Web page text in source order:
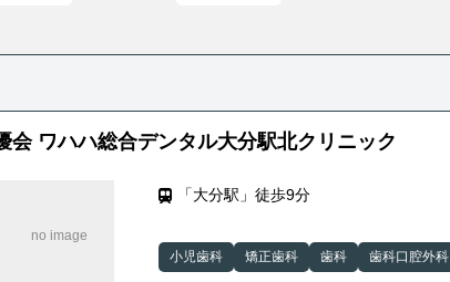
会 ワハハ総合デンタル大分駅北クリニック
「大分駅」徒歩9分
小児歯科 矯正歯科 歯科 歯科口腔外科